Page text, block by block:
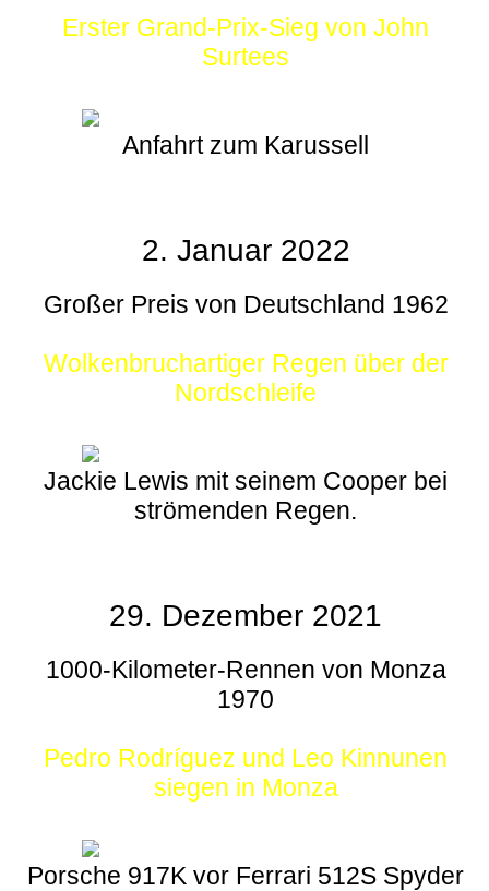
Erster Grand-Prix-Sieg von John
Surtees
Anfahrt zum Karussell
2. Januar 2022
Großer Preis von Deutschland 1962
Wolkenbruchartiger Regen über der
Nordschleife
Jackie Lewis mit seinem Cooper bei
strömenden Regen.
29. Dezember 2021
1000-Kilometer-Rennen von Monza
1970
Pedro Rodríguez und Leo Kinnunen
siegen in Monza
Porsche 917K vor Ferrari 512S Spyder